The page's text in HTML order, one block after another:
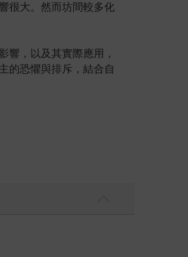
很大。然而坊間較多化
響，以及其實際應用，
的恐懼與排斥，結合自